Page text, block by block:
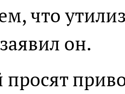
что
он.